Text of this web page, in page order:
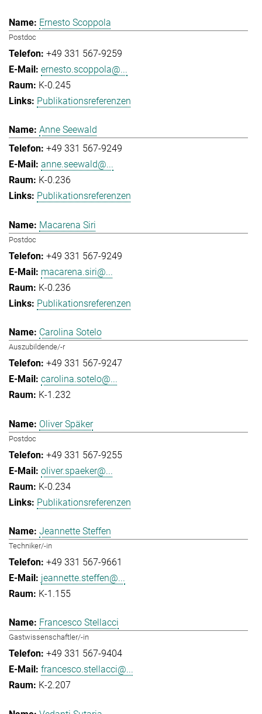
Ernesto Scoppola
Postdoc
+49 331 567-9259
ernesto.scoppola@...
K-0.245
Publikationsreferenzen
Anne Seewald
+49 331 567-9249
anne.seewald@...
K-0.236
Publikationsreferenzen
Macarena Siri
Postdoc
+49 331 567-9249
macarena.siri@...
K-0.236
Publikationsreferenzen
Carolina Sotelo
Auszubildende/-r
+49 331 567-9247
carolina.sotelo@...
K-1.232
Oliver Späker
Postdoc
+49 331 567-9255
oliver.spaeker@...
K-0.234
Publikationsreferenzen
Jeannette Steffen
Techniker/-in
+49 331 567-9661
jeannette.steffen@...
K-1.155
Francesco Stellacci
Gastwissenschaftler/-in
+49 331 567-9404
francesco.stellacci@...
K-2.207